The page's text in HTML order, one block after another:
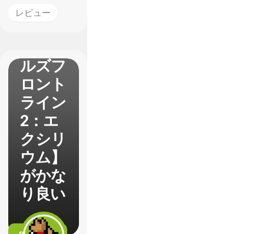
レビュー
ルズフ
ロント
ライン
2：エ
クシリ
ウム】
がかな
り良い